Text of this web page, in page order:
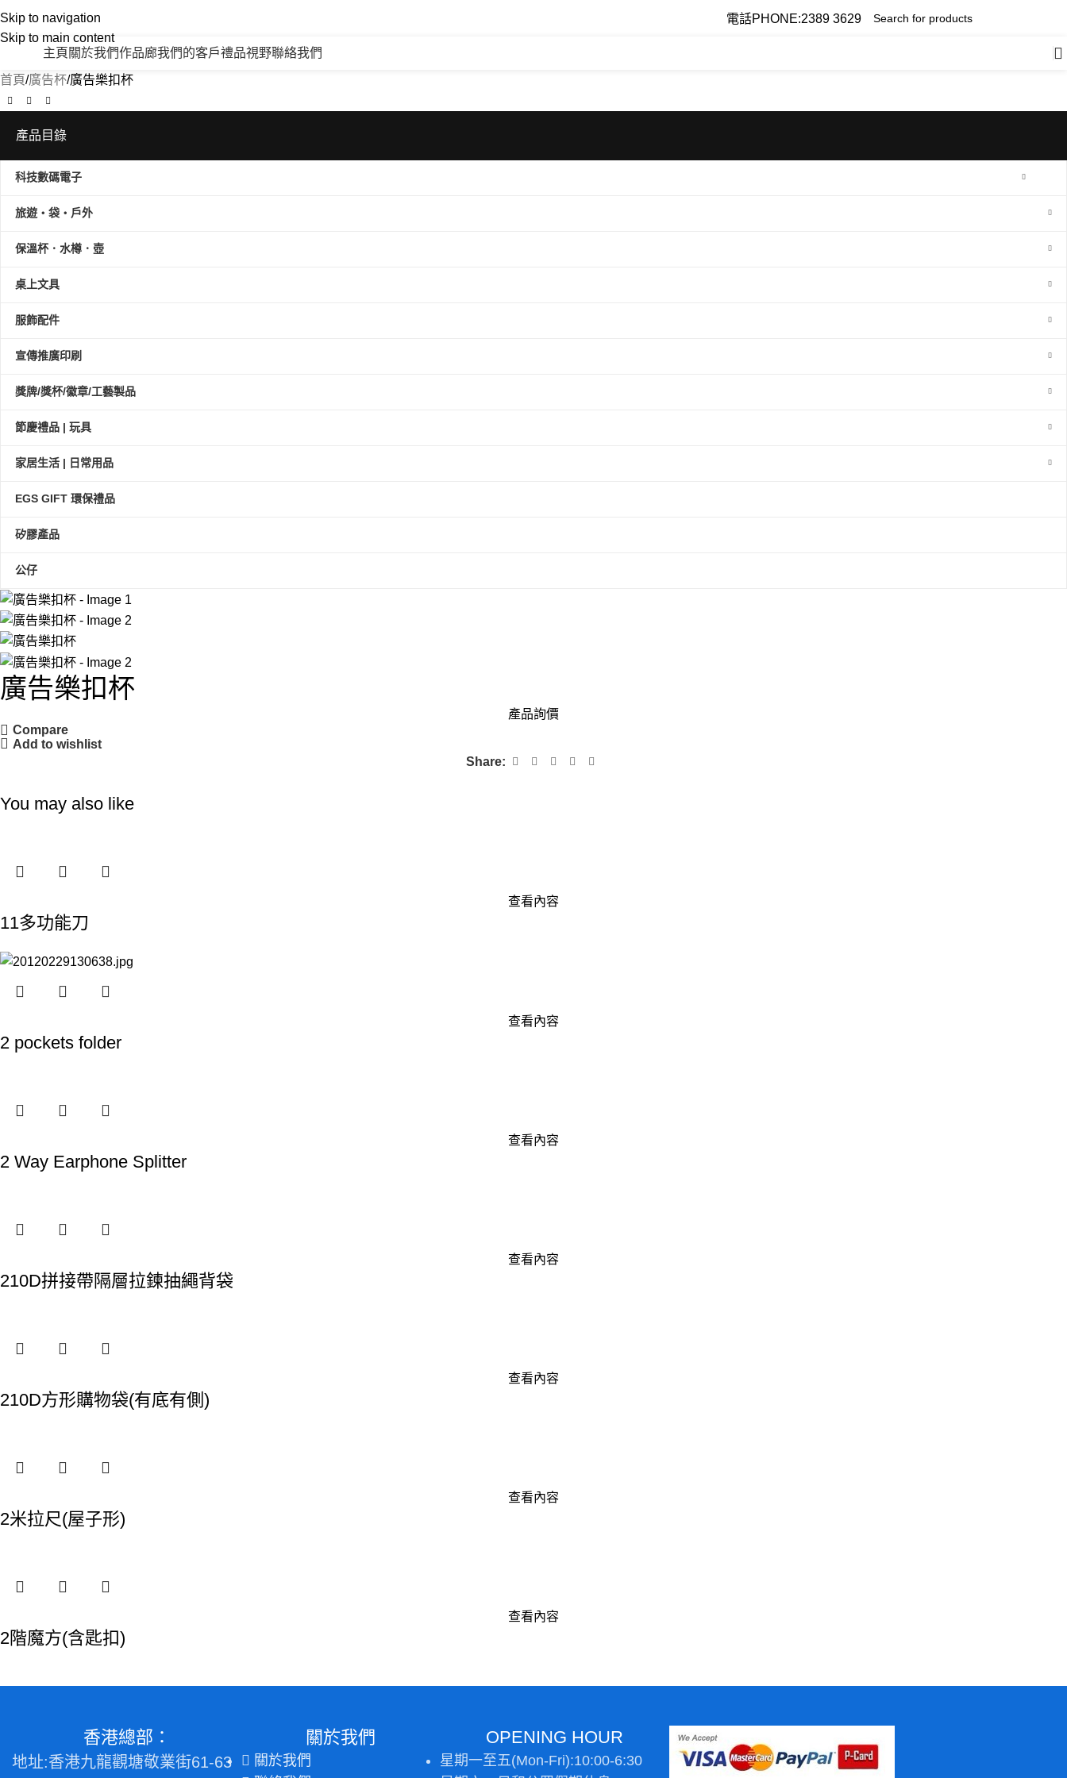
Skip to navigation
Skip to main content
電話PHONE:2389 3629
主頁 關於我們作品廊我們的客戶禮品視野聯絡我們
首頁 廣告杯 廣告樂扣杯
產品目錄
科技數碼電子
旅遊‧袋‧戶外
保溫杯．水樽．壺
桌上文具
服飾配件
宣傳推廣印刷
獎牌/獎杯/徽章/工藝製品
節慶禮品 | 玩具
家居生活 | 日常用品
EGS GIFT 環保禮品
矽膠產品
公仔
廣告樂扣杯
產品詢價
Compare
Add to wishlist
Share:
You may also like
查看內容
11多功能刀
查看內容
2 pockets folder
查看內容
2 Way Earphone Splitter
查看內容
210D拼接帶隔層拉鍊抽繩背袋
查看內容
210D方形購物袋(有底有側)
查看內容
2米拉尺(屋子形)
查看內容
2階魔方(含匙扣)
香港總部：
地址:香港九龍觀塘敬業街61-63
關於我們
關於我們
OPENING HOUR
星期一至五(Mon-Fri):10:00-6:30